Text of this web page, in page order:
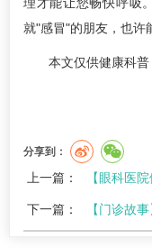
理才能让您畅快呼吸
就"感冒"的朋友，也许
本文仅供健康科
分享到：
上一篇： 【眼科医院健康
下一篇： 【门诊故事】美